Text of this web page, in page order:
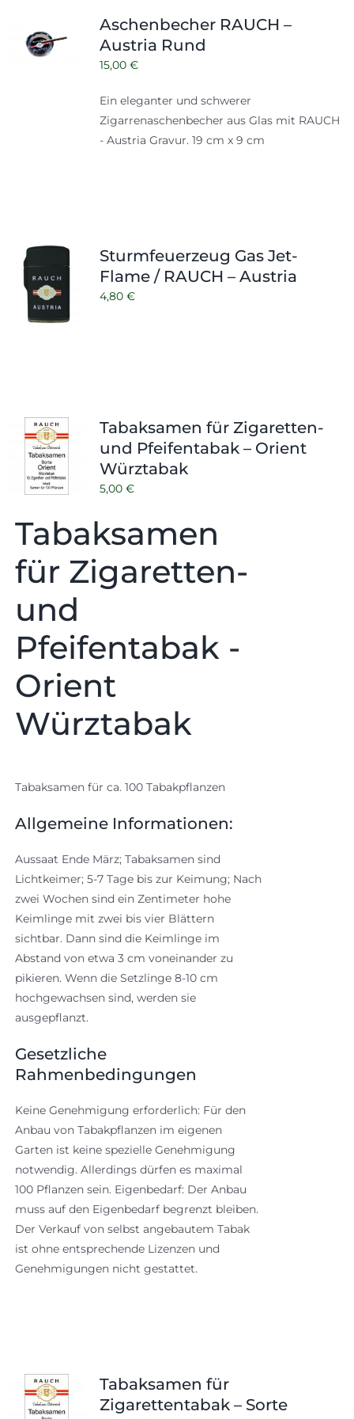
Kontakt
Zubehör
Aschenbecher RAUCH –
Austria Rund
15,00 €
Ein eleganter und schwerer
Zigarrenaschenbecher aus Glas mit RAUCH
- Austria Gravur. 19 cm x 9 cm
Sturmfeuerzeug Gas Jet-
Flame / RAUCH – Austria
4,80 €
Tabaksamen für Zigaretten-
und Pfeifentabak – Orient
Würztabak
5,00 €
Tabaksamen
für Zigaretten-
und
Pfeifentabak -
Orient
Würztabak
Tabaksamen für ca. 100 Tabakpflanzen
Allgemeine Informationen:
Aussaat Ende März; Tabaksamen sind
Lichtkeimer; 5-7 Tage bis zur Keimung; Nach
zwei Wochen sind ein Zentimeter hohe
Keimlinge mit zwei bis vier Blättern
sichtbar. Dann sind die Keimlinge im
Abstand von etwa 3 cm voneinander zu
pikieren. Wenn die Setzlinge 8-10 cm
hochgewachsen sind, werden sie
ausgepflanzt.
Gesetzliche
Rahmenbedingungen
Keine Genehmigung erforderlich: Für den
Anbau von Tabakpflanzen im eigenen
Garten ist keine spezielle Genehmigung
notwendig. Allerdings dürfen es maximal
100 Pflanzen sein. Eigenbedarf: Der Anbau
muss auf den Eigenbedarf begrenzt bleiben.
Der Verkauf von selbst angebautem Tabak
ist ohne entsprechende Lizenzen und
Genehmigungen nicht gestattet.
Tabaksamen für
Zigarettentabak – Sorte